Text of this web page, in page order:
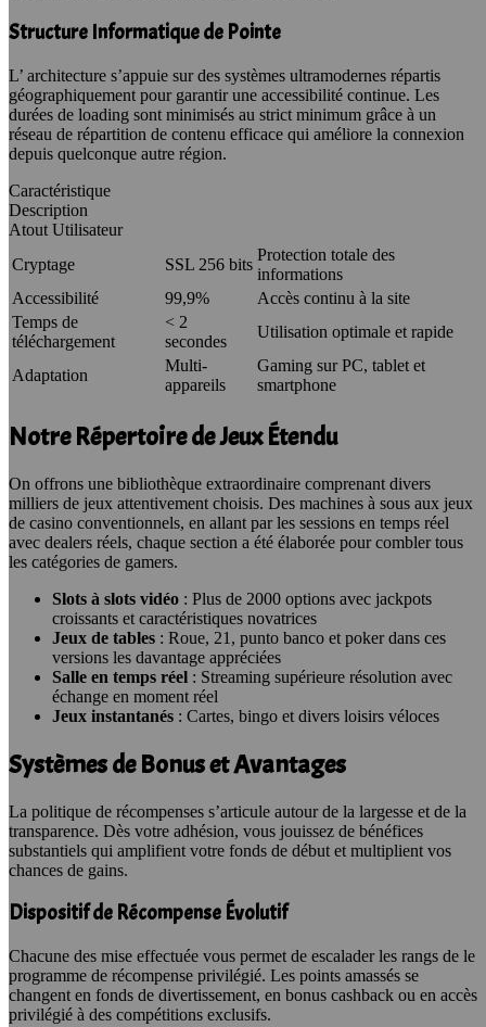
Structure Informatique de Pointe
L’ architecture s’appuie sur des systèmes ultramodernes répartis
géographiquement pour garantir une accessibilité continue. Les
durées de loading sont minimisés au strict minimum grâce à un
réseau de répartition de contenu efficace qui améliore la connexion
depuis quelconque autre région.
Caractéristique
Description
Atout Utilisateur
Cryptage
SSL 256 bits
Protection totale des
informations
Accessibilité
99,9%
Accès continu à la site
Temps de
téléchargement
< 2
secondes
Utilisation optimale et rapide
Adaptation
Multi-
appareils
Gaming sur PC, tablet et
smartphone
Notre Répertoire de Jeux Étendu
On offrons une bibliothèque extraordinaire comprenant divers
milliers de jeux attentivement choisis. Des machines à sous aux jeux
de casino conventionnels, en allant par les sessions en temps réel
avec dealers réels, chaque section a été élaborée pour combler tous
les catégories de gamers.
Slots à slots vidéo : Plus de 2000 options avec jackpots
croissants et caractéristiques novatrices
Jeux de tables : Roue, 21, punto banco et poker dans ces
versions les davantage appréciées
Salle en temps réel : Streaming supérieure résolution avec
échange en moment réel
Jeux instantanés : Cartes, bingo et divers loisirs véloces
Systèmes de Bonus et Avantages
La politique de récompenses s’articule autour de la largesse et de la
transparence. Dès votre adhésion, vous jouissez de bénéfices
substantiels qui amplifient votre fonds de début et multiplient vos
chances de gains.
Dispositif de Récompense Évolutif
Chacune des mise effectuée vous permet de escalader les rangs de le
programme de récompense privilégié. Les points amassés se
changent en fonds de divertissement, en bonus cashback ou en accès
privilégié à des compétitions exclusifs.